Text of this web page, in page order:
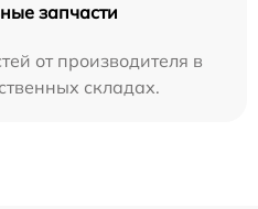
запчасти
от производителя в
складах.